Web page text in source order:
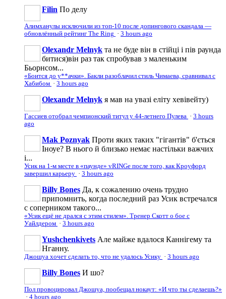
Filin По делу
Алимханулы исключили из топ-10 после допингового скандала —
обновлённый рейтинг The Ring · 3 hours ago
Olexandr Melnyk та не буде він в стійці і пів раунда
битися)він раз так спробував з маленьким
Бьорнсом...
«Боится до у**ачки». Бакли разоблачил стиль Чимаева, сравнивал с
Хабибом · 3 hours ago
Olexandr Melnyk я мав на увазі еліту хевівейту)
Гассиев отобрал чемпионский титул у 44-летнего Пулева · 3 hours
ago
Mak Poznyak Проти яких таких "гігантів" б'ється
Іноуе? В нього й близько немає настільки важчих
і...
Усик на 1-м месте в «паунде» vRINGe после того, как Кроуфорд
завершил карьеру · 3 hours ago
Billy Bones Да, к сожалению очень трудно
припомнить, когда последний раз Усик встречался
с соперником такого...
«Усик ещё не дрался с этим стилем». Тренер Скотт о бое с
Уайлдером · 3 hours ago
Yushchenkivets Але майже вдалося Каннігему та
Нганну.
Джошуа хочет сделать то, что не удалось Усику · 3 hours ago
Billy Bones И шо?
Пол провоцировал Джошуа, пообещал нокаут: «И что ты сделаешь?»
· 4 hours ago